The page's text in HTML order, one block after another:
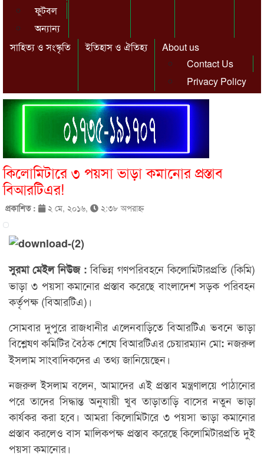
ফুটবল
অন্যান্য
সাহিত্য ও সংস্কৃতি ইতিহাস ও ঐতিহ্য
About us
Contact Us
Privacy Policy
কিলোমিটারে ৩ পয়সা ভাড়া কমানোর প্রস্তাব
বিআরটিএর!
প্রকাশিত : ২ মে, ২০১৬, ২:৩৮ অপরাহ্ণ
সুরমা মেইল নিউজ :বিভিন্ন গণপরিবহনে কিলোমিটারপ্রতি (কিমি)
ভাড়া ৩ পয়সা কমানোর প্রস্তাব করেছে বাংলাদেশ সড়ক পরিবহন
কর্তৃপক্ষ (বিআরটিএ)।
সোমবার দুপুরে রাজধানীর এলেনবাড়িতে বিআরটিএ ভবনে ভাড়া
বিশ্লেষণ কমিটির বৈঠক শেষে বিআরটিএর চেয়ারম্যান মো:নজরুল
ইসলাম সাংবাদিকদের এ তথ্য জানিয়েছেন।
নজরুল ইসলাম বলেন, আমাদের এই প্রস্তাব মন্ত্রণালয়ে পাঠানোর
পরে তাদের সিদ্ধান্ত অনুযায়ী খুব তাড়াতাড়ি বাসের নতুন ভাড়া
কার্যকর করা হবে। আমরা কিলোমিটারে ৩ পয়সা ভাড়া কমানোর
প্রস্তাব করলেও বাস মালিকপক্ষ প্রস্তাব করেছে কিলোমিটারপ্রতি দুই
পয়সা কমানোর।